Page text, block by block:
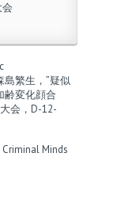
繁生，”疑似
齢変化顔合
会，D-12-
Criminal Minds